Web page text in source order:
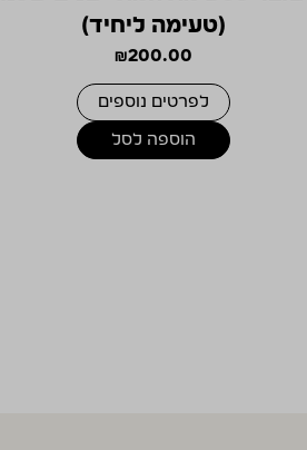
(טעימה ליחיד)
₪200.00
לפרטים נוספים
הוספה לסל